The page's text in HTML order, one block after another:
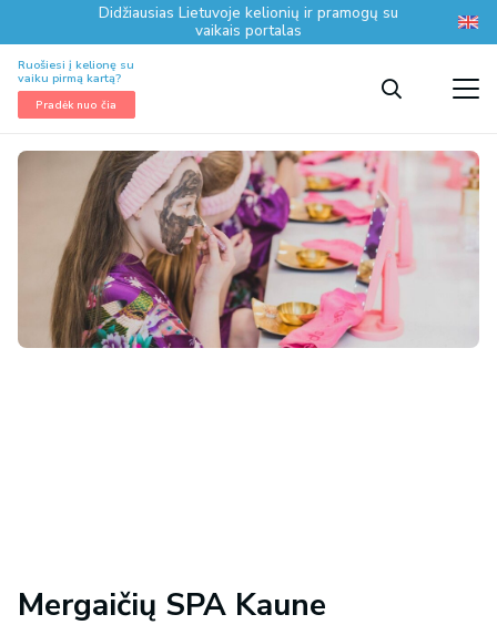
Didžiausias Lietuvoje kelionių ir pramogų su
vaikais portalas
Ruošiesi į kelionę su
vaiku pirmą kartą?
Pradėk nuo čia
Mergaičių SPA Kaune